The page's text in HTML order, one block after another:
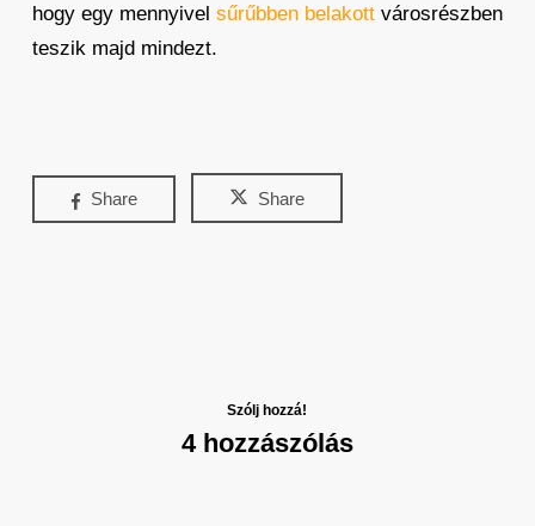
hogy egy mennyivel sűrűbben belakottvárosrészben
teszik majd mindezt.
Share Share
Szólj hozzá!
4 hozzászólás